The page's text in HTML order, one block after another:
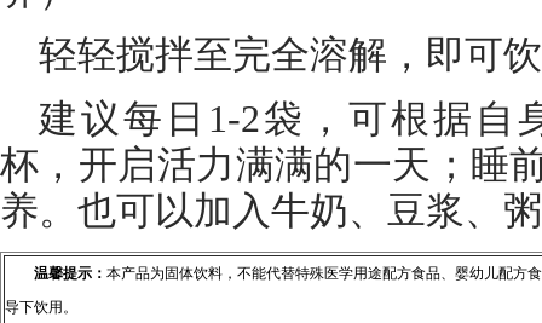
轻轻搅拌至完全溶解，即可
建议每日1-2袋，可根据自
杯，开启活力满满的一天；睡
养。也可以加入牛奶、豆浆、
温馨提示： 本产品为固体饮料，不能代替特殊医学用途配方食品、婴幼儿配方
导下饮用。